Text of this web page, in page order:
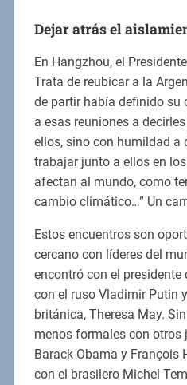
Dejar atrás el
En Hangzhou, el
Trata de reubicar a la
de partir había definido su
a esas reuniones a
ellos, sino con humildad a
trabajar junto a ellos en
afectan al mundo, como
cambio climático…” Un
Estos encuentros son
cercano con líderes del
encontró con el presidente
con el ruso Vladimir Putin
británica, Theresa May.
menos formales con otros
Barack Obama y François
con el brasilero Michel